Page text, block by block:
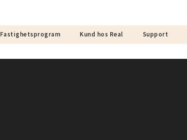
Fastighetsprogram Kund hos Real Support